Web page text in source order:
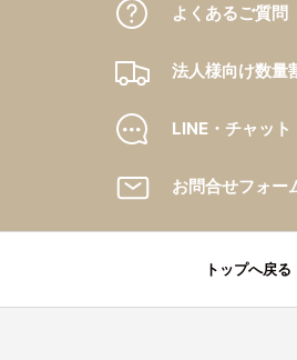
よくあるご質問
法人様向け数量
LINE・チャット
お問合せフォー
トップへ戻る